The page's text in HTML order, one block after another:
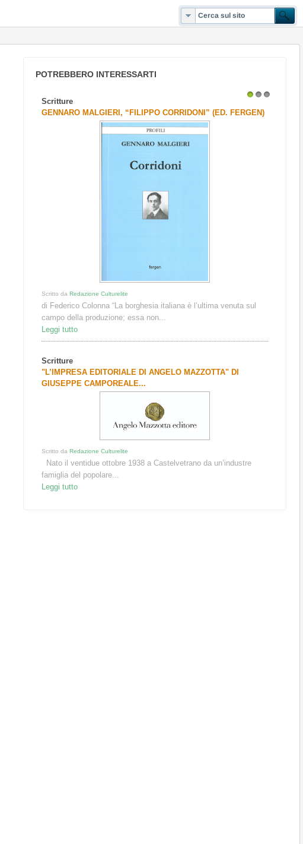
POTREBBERO INTERESSARTI
Scritture
GENNARO MALGIERI, “FILIPPO CORRIDONI” (ED. FERGEN)
Scritto daRedazione Culturelite
di Federico Colonna “La borghesia italiana è l’ultima venuta sul
campo della produzione; essa non...
Leggi tutto
Scritture
"L’IMPRESA EDITORIALE DI ANGELO MAZZOTTA" DI
GIUSEPPE CAMPOREALE...
Scritto daRedazione Culturelite
Nato il ventidue ottobre 1938 a Castelvetrano da un’industre
famiglia del popolare...
Leggi tutto